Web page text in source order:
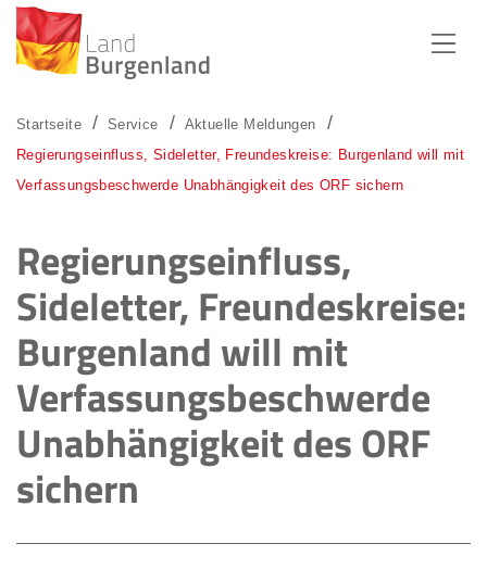
Startseite Service
Aktuelle Meldungen
Regierungseinfluss, Sideletter, Freundeskreise: Burgenland will mit
Verfassungsbeschwerde Unabhängigkeit des ORF sichern
Regierungseinfluss,
Sideletter, Freundeskreise:
Burgenland will mit
Verfassungsbeschwerde
Unabhängigkeit des ORF
sichern